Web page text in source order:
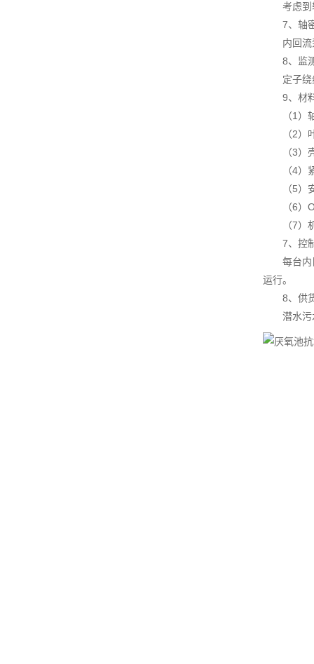
考虑到轴
7、轴
内回流泵
8、监
定子绕组
9、材
（1）轴
（2）叶
（3）壳
（4）紧
（5）安
（6）O
（7）机
7、控制
每台内回
运行。
8、供
潜水污水